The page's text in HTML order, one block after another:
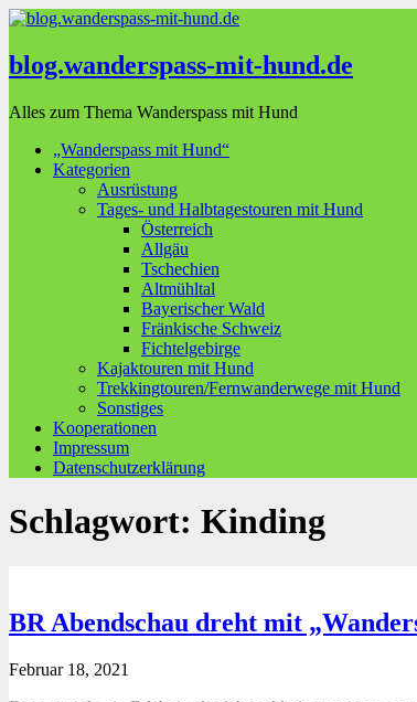
blog.wanderspass-mit-hund.de
Alles zum Thema Wanderspass mit Hund
„Wanderspass mit Hund“
Kategorien
Ausrüstung
Tages- und Halbtagestouren mit Hund
Österreich
Allgäu
Tschechien
Altmühltal
Bayerischer Wald
Fränkische Schweiz
Fichtelgebirge
Kajaktouren mit Hund
Trekkingtouren/Fernwanderwege mit Hund
Sonstiges
Kooperationen
Impressum
Datenschutzerklärung
Schlagwort: Kinding
BR Abendschau dreht mit
Februar 18, 2021